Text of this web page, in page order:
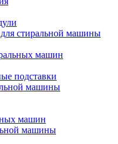
стиральной машины
машин
подставки
машины
машин
машины